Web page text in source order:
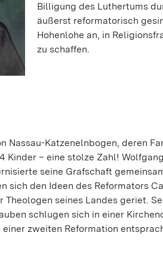
Billigung des Luthertums
äußerst reformatorisch
Hohenlohe an, in
zu schaffen.
Nassau-Katzenelnbogen, deren
Kinder – eine stolze Zahl!
seine Grafschaft
sich den Ideen des Reformators
seines Landes geriet.
schlugen sich in einer
zweiten Reformation